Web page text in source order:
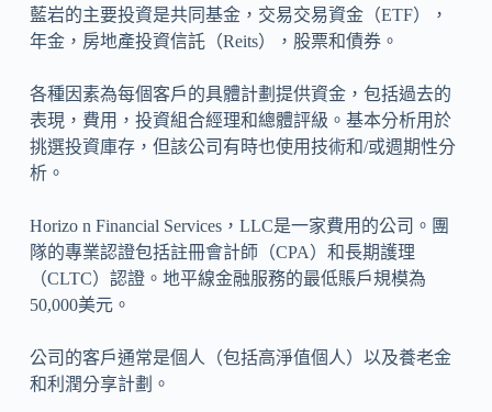
藍岩的主要投資是共同基金，交易交易資金（ETF），
年金，房地產投資信託（Reits），股票和債券。
各種因素為每個客戶的具體計劃提供資金，包括過去的
表現，費用，投資組合經理和總體評級。基本分析用於
挑選投資庫存，但該公司有時也使用技術和/或週期性分
析。
Horizo​​ n Financial Services，LLC是一家費用的公司。團
隊的專業認證包括註冊會計師（CPA）和長期護理
（CLTC）認證。地平線金融服務的最低賬戶規模為
50,000美元。
公司的客戶通常是個人（包括高淨值個人）以及養老金
和利潤分享計劃。